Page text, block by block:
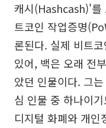
캐시(Hashcash)'를
트코인 작업증명
론된다. 실제 비트
있어, 백은 오래 전
았던 인물이다. 그
심 인물 중 하나이
디지털 화폐와 개